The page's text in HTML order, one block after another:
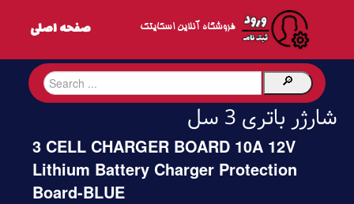
فروشگاه آنلاین اسکایتک
شارژر باتری 3 سل
3 CELL CHARGER BOARD 10A 12V
Lithium Battery Charger Protection
Board-BLUE